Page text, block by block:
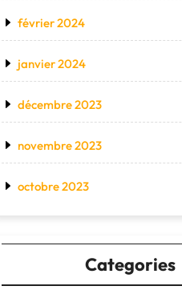
février 2024
janvier 2024
décembre 2023
novembre 2023
octobre 2023
Categories